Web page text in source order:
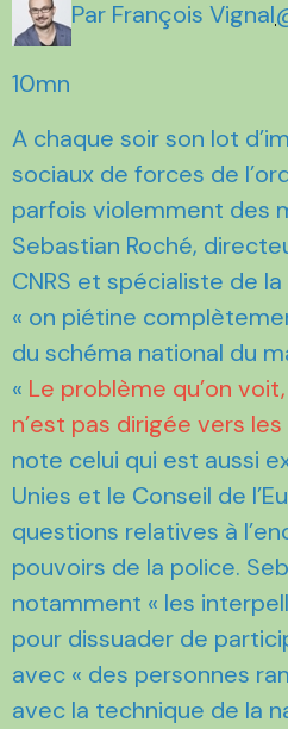
Par François Vignal
10mn
A chaque soir son lot
sociaux de forces de
parfois violemment des
Sebastian Roché,
CNRS et spécialiste de
« on piétine
du schéma national du
« Le problème qu’on
n’est pas dirigée vers
note celui qui est aussi
Unies et le Conseil de
questions relatives à
pouvoirs de la police.
notamment « les
pour dissuader de
avec « des personnes
avec la technique de la